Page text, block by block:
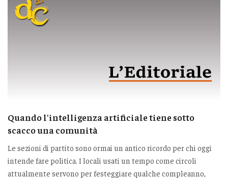
Quando l'intelligenza artificiale tiene sotto
scacco una comunità
Le sezioni di partito sono ormai un antico ricordo per chi oggi
intende fare politica. I locali usati un tempo come circoli
attualmente servono per festeggiare qualche compleanno,